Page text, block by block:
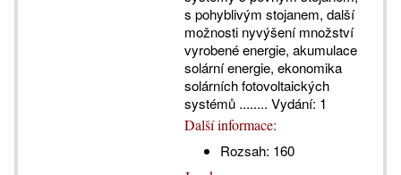
s pohyblivým stojanem, další
možnosti nyvýšení množství
vyrobené energie, akumulace
solární energie, ekonomika
solárních fotovoltaických
systémů ........ Vydání: 1
Další informace:
Rozsah: 160